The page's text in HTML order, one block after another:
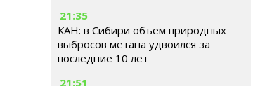
21:35
КАН: в Сибири объем природных
выбросов метана удвоился за
последние 10 лет
21:51